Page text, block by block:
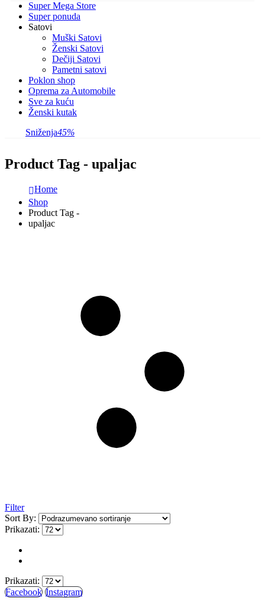
Super Mega Store
Super ponuda
Satovi
Muški Satovi
Ženski Satovi
Dečiji Satovi
Pametni satovi
Poklon shop
Oprema za Automobile
Sve za kuću
Ženski kutak
Sniženja45%
Product Tag - upaljac
Home
Shop
Product Tag -
upaljac
Filter
Sort By:
Prikazati:
Prikazati:
Facebook Instagram